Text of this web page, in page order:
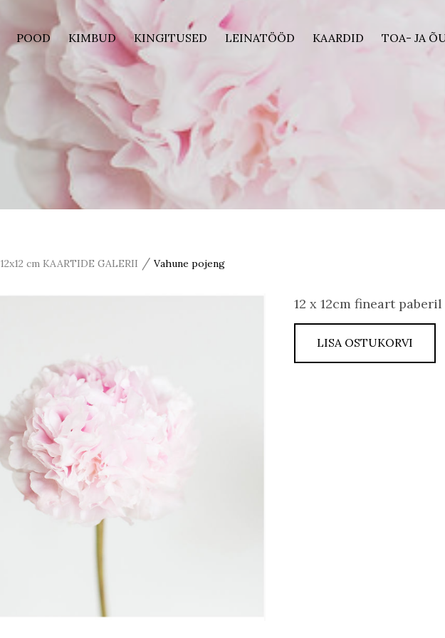
POOD KIMBUD KINGITUSED LEINATÖÖD KAARDID TOA- JA
12x12 cm KAARTIDE GALERII / Vahune pojeng
12 x 12cm fineart
LISA OSTUKORVI